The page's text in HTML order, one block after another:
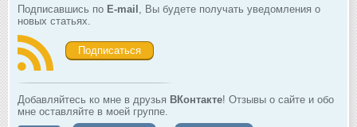
Подписавшись по E-mail , Вы будете получать уведомления о
новых статьях.
Подписаться
Добавляйтесь ко мне в друзья ВКонтакте! Отзывы о сайте и обо
мне оставляйте в моей группе.